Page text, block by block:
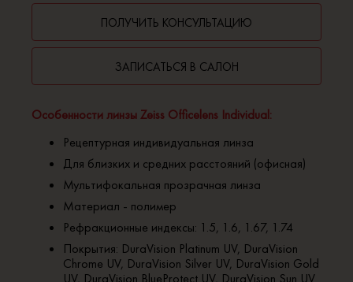
Особенности линзы Zeiss Officelens Individual:
Рецептурная индивидуальная линза
Для близких и средних расстояний (офисная)
Мультифокальная прозрачная линза
Материал - полимер
Рефракционные индексы: 1.5, 1.6, 1.67, 1.74
Покрытия: DuraVision Platinum UV, DuraVision
Chrome UV, DuraVision Silver UV, DuraVision Gold
UV, DuraVision BlueProtect UV, DuraVision Sun UV
ПОЛУЧИТЬ КОНСУЛЬТАЦИЮ
ЗАПИСАТЬСЯ В САЛОН